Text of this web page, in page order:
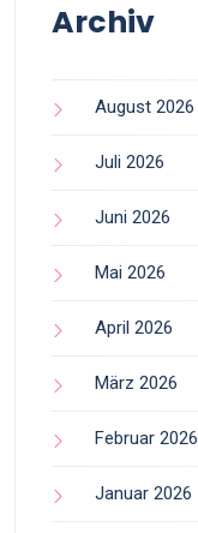
Archiv
August 2026
Juli 2026
Juni 2026
Mai 2026
April 2026
März 2026
Februar 2026
Januar 2026